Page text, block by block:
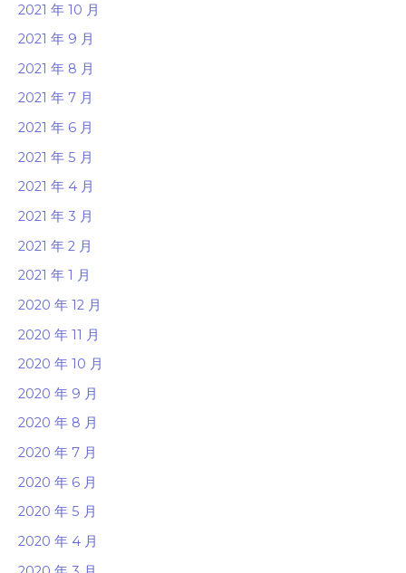
2021 年 10 月
2021 年 9 月
2021 年 8 月
2021 年 7 月
2021 年 6 月
2021 年 5 月
2021 年 4 月
2021 年 3 月
2021 年 2 月
2021 年 1 月
2020 年 12 月
2020 年 11 月
2020 年 10 月
2020 年 9 月
2020 年 8 月
2020 年 7 月
2020 年 6 月
2020 年 5 月
2020 年 4 月